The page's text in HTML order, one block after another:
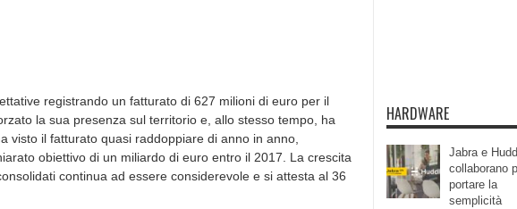
registrando un fatturato di 627 milioni di euro per il
la sua presenza sul territorio e, allo stesso tempo, ha
visto il fatturato quasi raddoppiare di anno in anno,
obiettivo di un miliardo di euro entro il 2017. La crescita
continua ad essere considerevole e si attesta al 36
HARDWARE
Jabra e
collaborano
portare la
semplicità